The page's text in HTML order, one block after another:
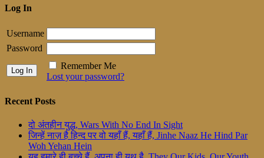
Log In
Username
Password
Remember Me
Lost your password?
Recent Posts
दो अंतहीन युद्ध, Wars With No End In Sight
जिन्हें नाज़ है हिन्द पर वो यहाँ हैं, यहाँ हैं, Jinhe Naaz He Hind Par
Woh Yehan Hein